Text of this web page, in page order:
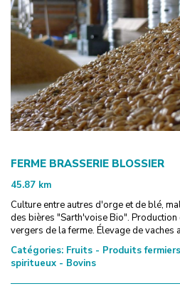
FERME BRASSERIE BLOSSIER
45.87 km
Culture entre autres d'orge et de blé,
des bières "Sarth'voise Bio".
vergers de la ferme. Élevage de vaches
Catégories: Fruits - Produits
spiritueux - Bovins